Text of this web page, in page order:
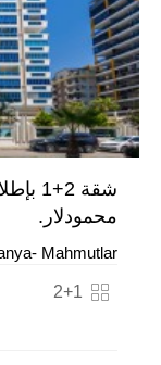
شقة
محمودلار.
Mahmutlar
2+1